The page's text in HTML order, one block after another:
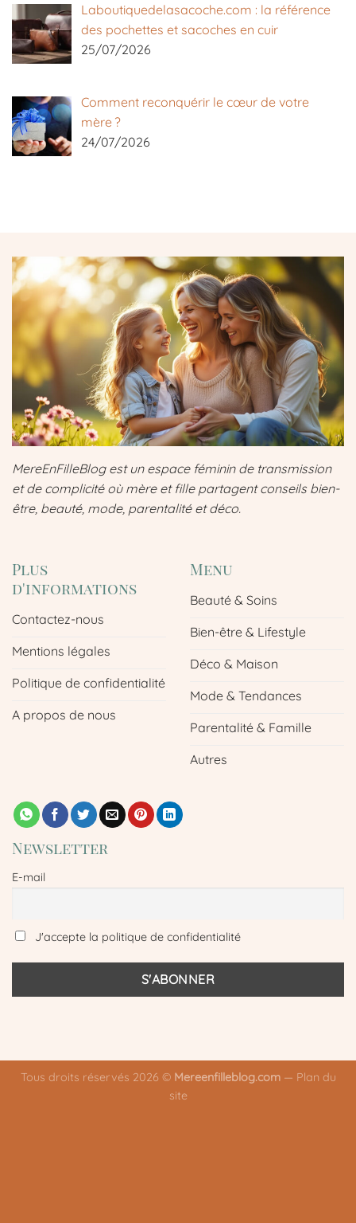
Laboutiquedelasacoche.com : la référence
des pochettes et sacoches en cuir
25/07/2026
Comment reconquérir le cœur de votre
mère ?
24/07/2026
MereEnFilleBlog est un espace féminin de transmission
et de complicité où mère et fille partagent conseils bien-
être, beauté, mode, parentalité et déco.
Plus
d'informations
Contactez-nous
Mentions légales
Politique de confidentialité
A propos de nous
Menu
Beauté & Soins
Bien-être & Lifestyle
Déco & Maison
Mode & Tendances
Parentalité & Famille
Autres
Newsletter
E-mail
J'accepte la politique de confidentialité
Tous droits réservés 2026 © Mereenfilleblog.com— Plan du
site